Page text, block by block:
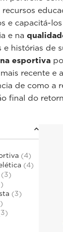
e capacitá-
e na
e histórias de
esportiva
recente e
de como a
final do
(4)
(4)
(3)
(3)